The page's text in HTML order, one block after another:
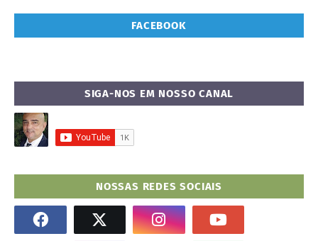
FACEBOOK
SIGA-NOS EM NOSSO CANAL
NOSSAS REDES SOCIAIS